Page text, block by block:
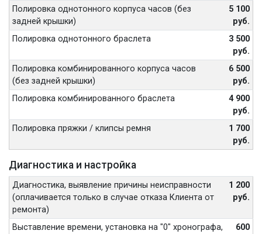
Полировка однотонного корпуса часов (без
задней крышки)
5 100
руб.
Полировка однотонного браслета
3 500
руб.
Полировка комбинированного корпуса часов
(без задней крышки)
6 500
руб.
Полировка комбинированного браслета
4 900
руб.
Полировка пряжки / клипсы ремня
1 700
руб.
Диагностика и настройка
Диагностика, выявление причины неисправности
(оплачивается только в случае отказа Клиента от
ремонта)
1 200
руб.
Выставление времени, установка на "0" хронографа,
600